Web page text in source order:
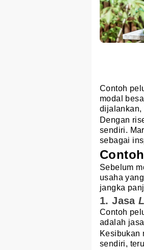
Contoh
modal
dijalankan,
Dengan
sendiri.
sebagai
Sebelum
usaha
jangka
1. Jasa
Contoh
adalah jasa
Kesibukan
sendiri,